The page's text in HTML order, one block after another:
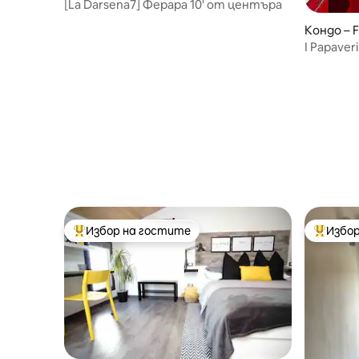
[La Darsena7] Ферара 10' от центъра
Кондо –
I Papaveri
Най-популярен избор на гостите
Избор на гостите Най-